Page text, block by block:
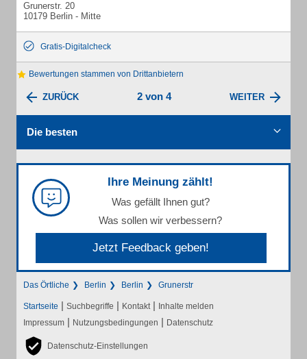
Grunerstr. 20
10179 Berlin - Mitte
Gratis-Digitalcheck
Bewertungen stammen von Drittanbietern
ZURÜCK 2 von 4 WEITER
Die besten
Ihre Meinung zählt!
Was gefällt Ihnen gut?
Was sollen wir verbessern?
Jetzt Feedback geben!
Das Örtliche Berlin Berlin Grunerstr
Startseite | Suchbegriffe | Kontakt | Inhalte melden
Impressum | Nutzungsbedingungen | Datenschutz
Datenschutz-Einstellungen